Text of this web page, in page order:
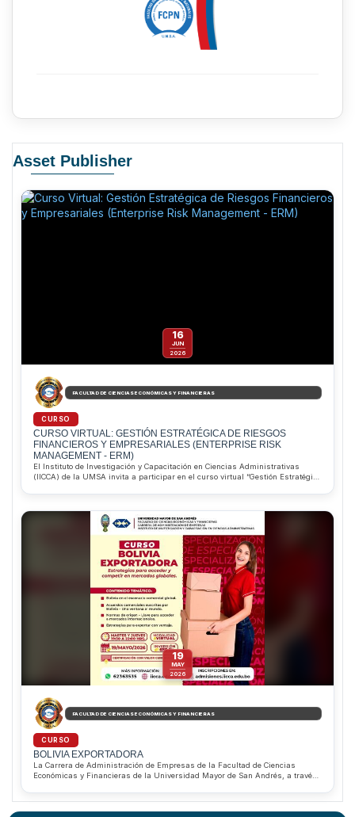
Asset Publisher
16
JUN
2026
FACULTAD DE CIENCIAS ECONÓMICAS Y FINANCIERAS
CURSO
CURSO VIRTUAL: GESTIÓN ESTRATÉGICA DE RIESGOS
FINANCIEROS Y EMPRESARIALES (ENTERPRISE RISK
MANAGEMENT - ERM)
El Instituto de Investigación y Capacitación en Ciencias Administrativas
(IICCA) de la UMSA invita a participar en el curso virtual “Gestión Estratégica
riesgos corporativos bajo estándares internacionales. Además, ofrece
descuentos del 10% para estudiantes regulares de la Facultad de Ciencias
Económicas y Financieras y del 20% para estudiantes sobresalientes de la
Carrera de Administración de Empresas. Informes e inscripciones al
WhatsApp 62363535.
19
MAY
2026
FACULTAD DE CIENCIAS ECONÓMICAS Y FINANCIERAS
CURSO
BOLIVIA EXPORTADORA
La Carrera de Administración de Empresas de la Facultad de Ciencias
Económicas y Financieras de la Universidad Mayor de San Andrés, a través